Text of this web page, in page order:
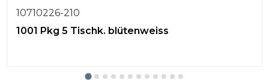
10710226-210
1001 Pkg 5 Tischk. blütenweiss